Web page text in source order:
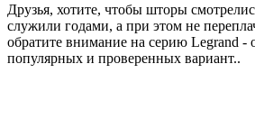
Друзья, хотите, чтобы шторы
служили годами, а при этом не
обратите внимание на серию Legrand -
популярных и проверенных вариант..